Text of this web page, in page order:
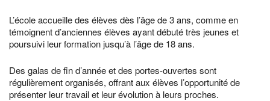
L’école accueille des élèves dès l’âge de 3 ans, comme en
témoignent d’anciennes élèves ayant débuté très jeunes et
poursuivi leur formation jusqu’à l’âge de 18 ans.
Des galas de fin d’année et des portes-ouvertes sont
régulièrement organisés, offrant aux élèves l’opportunité de
présenter leur travail et leur évolution à leurs proches.